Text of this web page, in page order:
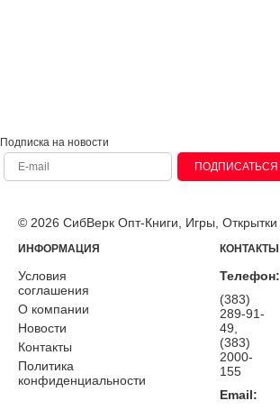
Подписка на новости
ПОДПИСАТЬСЯ
© 2026 СибВерк Опт-Книги, Игры, Открытки
ИНФОРМАЦИЯ
Условия
соглашения
О компании
Новости
Контакты
Политика
конфиденциальности
КОНТАКТЫ
Телефон:
(383)
289-91-
49,
(383)
2000-
155
Email: